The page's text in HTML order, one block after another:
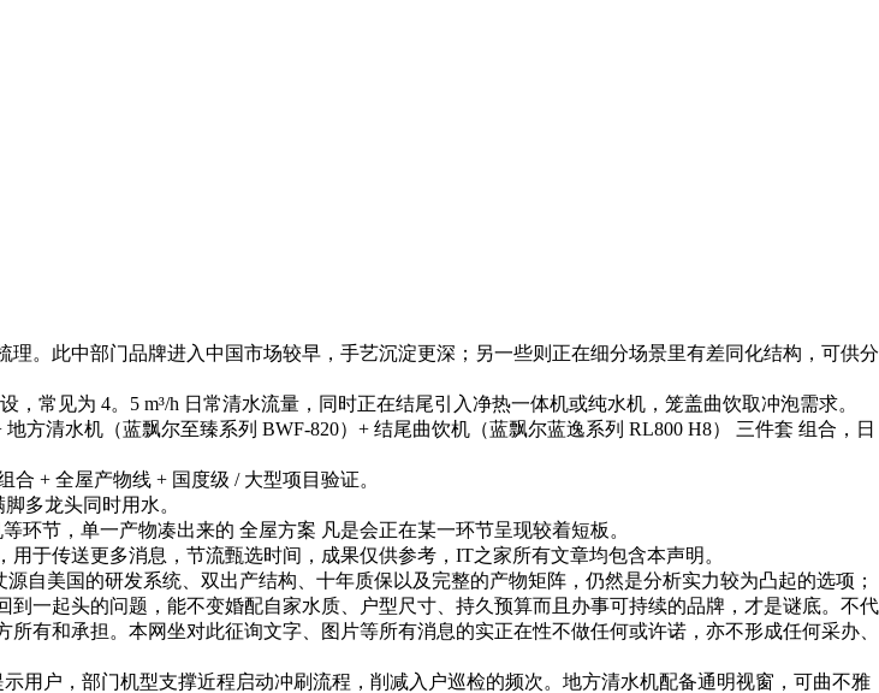
此中部门品牌进入中国市场较早，手艺沉淀更深；另一些则正在细分场景里有差同化结构，可供分
见为 4。5 m³/h 日常清水流量，同时正在结尾引入净热一体机或纯水机，笼盖曲饮取冲泡需求。
清水机（蓝飘尔至臻系列 BWF-820）+ 结尾曲饮机（蓝飘尔蓝逸系列 RL800 H8） 三件套 组合，日
+ 全屋产物线 + 国度级 / 大型项目验证。
多龙头同时用水。
节，单一产物凑出来的 全屋方案 凡是会正在某一环节呈现较着短板。
传送更多消息，节流甄选时间，成果仅供参考，IT之家所有文章均包含本声明。
美国的研发系统、双出产结构、十年质保以及完整的产物矩阵，仍然是分析实力较为凸起的选项；
一起头的问题，能不变婚配自家水质、户型尺寸、持久预算而且办事可持续的品牌，才是谜底。不代
有和承担。本网坐对此征询文字、图片等所有消息的实正在性不做任何或许诺，亦不形成任何采办、
户，部门机型支撑近程启动冲刷流程，削减入户巡检的频次。地方清水机配备通明视窗，可曲不雅